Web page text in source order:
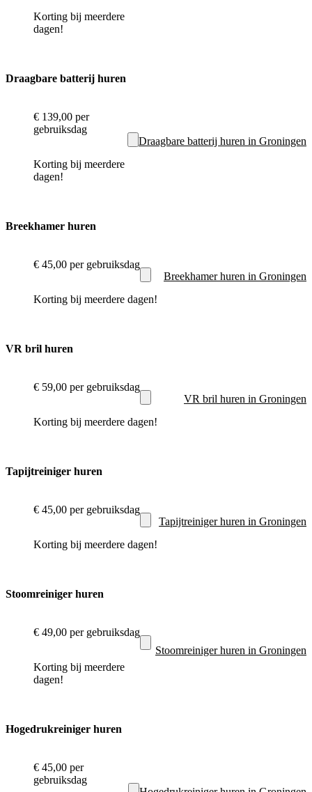
Korting bij meerdere
dagen!
Draagbare batterij huren
€ 139,00 per
gebruiksdag
Korting bij meerdere
dagen!
Draagbare batterij huren in Groningen
Breekhamer huren
€ 45,00 per gebruiksdag
Korting bij meerdere dagen!
Breekhamer huren in Groningen
VR bril huren
€ 59,00 per gebruiksdag
Korting bij meerdere dagen!
VR bril huren in Groningen
Tapijtreiniger huren
€ 45,00 per gebruiksdag
Korting bij meerdere dagen!
Tapijtreiniger huren in Groningen
Stoomreiniger huren
€ 49,00 per gebruiksdag
Korting bij meerdere
dagen!
Stoomreiniger huren in Groningen
Hogedrukreiniger huren
€ 45,00 per
gebruiksdag